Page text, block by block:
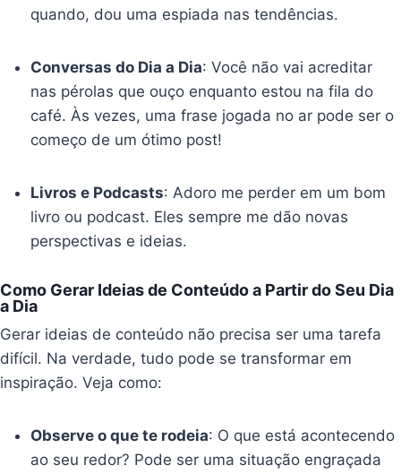
quando, dou uma espiada nas tendências.
Conversas do Dia a Dia: Você não vai acreditar
nas pérolas que ouço enquanto estou na fila do
café. Às vezes, uma frase jogada no ar pode ser o
começo de um ótimo post!
Livros e Podcasts: Adoro me perder em um bom
livro ou podcast. Eles sempre me dão novas
perspectivas e ideias.
Como Gerar Ideias de Conteúdo a Partir do Seu Dia
a Dia
Gerar ideias de conteúdo não precisa ser uma tarefa
difícil. Na verdade, tudo pode se transformar em
inspiração. Veja como:
Observe o que te rodeia: O que está acontecendo
ao seu redor? Pode ser uma situação engraçada